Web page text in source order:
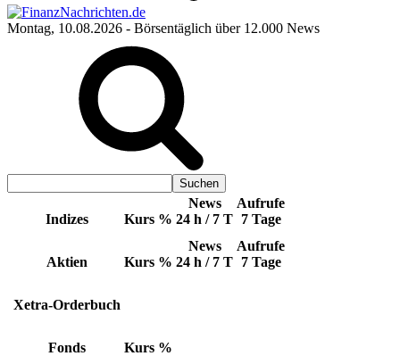
Montag, 10.08.2026 - Börsentäglich über 12.000 News
Indizes Kurs %
News
24 h / 7 T
Aufrufe
7 Tage
Aktien Kurs %
News
24 h / 7 T
Aufrufe
7 Tage
Xetra-Orderbuch
Fonds Kurs %